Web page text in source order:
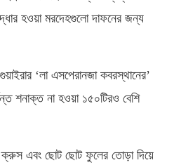
হওয়া মরদেহগুলো দাফনের জন্য
‘লা এসপেরানজা কবরস্থানের’
শনাক্ত না হওয়া ১৫০টিরও বেশি
ক্রুস এবং ছোট ছোট ফুলের তোড়া দিয়ে